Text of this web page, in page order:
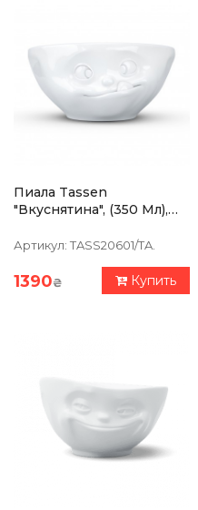
Пиала Tassen
"Вкуснятина", (350 Мл),
Артикул: TASS20601/TA.
1390₴ Купить